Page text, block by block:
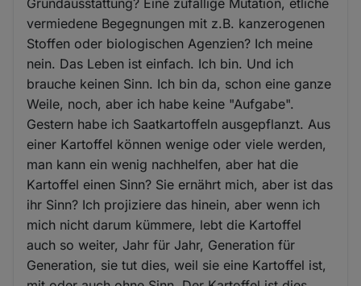
Grundausstattung? Eine zufällige Mutation, etliche
vermiedene Begegnungen mit z.B. kanzerogenen
Stoffen oder biologischen Agenzien? Ich meine
nein. Das Leben ist einfach. Ich bin. Und ich
brauche keinen Sinn. Ich bin da, schon eine ganze
Weile, noch, aber ich habe keine "Aufgabe".
Gestern habe ich Saatkartoffeln ausgepflanzt. Aus
einer Kartoffel können wenige oder viele werden,
man kann ein wenig nachhelfen, aber hat die
Kartoffel einen Sinn? Sie ernährt mich, aber ist das
ihr Sinn? Ich projiziere das hinein, aber wenn ich
mich nicht darum kümmere, lebt die Kartoffel
auch so weiter, Jahr für Jahr, Generation für
Generation, sie tut dies, weil sie eine Kartoffel ist,